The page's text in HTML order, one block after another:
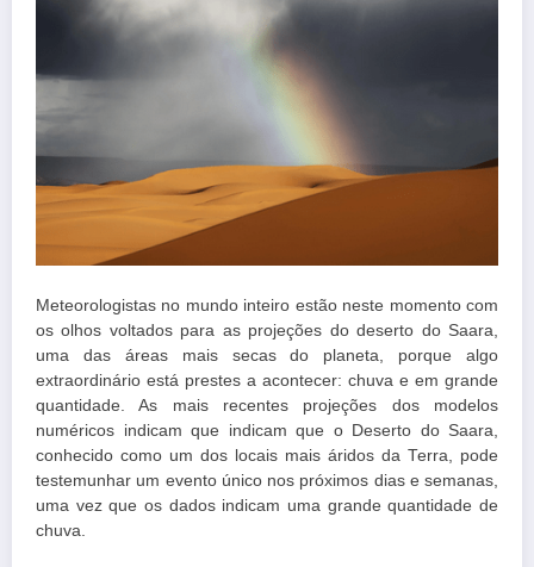
Meteorologistas no mundo inteiro estão neste momento com
os olhos voltados para as projeções do deserto do Saara,
uma das áreas mais secas do planeta, porque algo
extraordinário está prestes a acontecer: chuva e em grande
quantidade. As mais recentes projeções dos modelos
numéricos indicam que indicam que o Deserto do Saara,
conhecido como um dos locais mais áridos da Terra, pode
testemunhar um evento único nos próximos dias e semanas,
uma vez que os dados indicam uma grande quantidade de
chuva.